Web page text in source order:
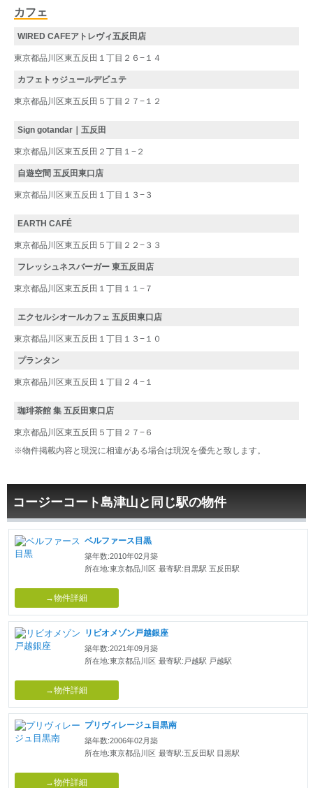
カフェ
WIRED CAFEアトレヴィ五反田店
東京都品川区東五反田１丁目２６−１４
カフェトゥジュールデビュテ
東京都品川区東五反田５丁目２７−１２
Sign gotandar｜五反田
東京都品川区東五反田２丁目１−２
自遊空間 五反田東口店
東京都品川区東五反田１丁目１３−３
EARTH CAFÉ
東京都品川区東五反田５丁目２２−３３
フレッシュネスバーガー 東五反田店
東京都品川区東五反田１丁目１１−７
エクセルシオールカフェ 五反田東口店
東京都品川区東五反田１丁目１３−１０
プランタン
東京都品川区東五反田１丁目２４−１
珈琲茶館 集 五反田東口店
東京都品川区東五反田５丁目２７−６
※物件掲載内容と現況に相違がある場合は現況を優先と致します。
コージーコート島津山と同じ駅の物件
ベルファース目黒
築年数:2010年02月築
所在地:東京都品川区 最寄駅:目黒駅 五反田駅
→物件詳細
リビオメゾン戸越銀座
築年数:2021年09月築
所在地:東京都品川区 最寄駅:戸越駅 戸越駅
→物件詳細
プリヴィレージュ目黒南
築年数:2006年02月築
所在地:東京都品川区 最寄駅:五反田駅 目黒駅
→物件詳細